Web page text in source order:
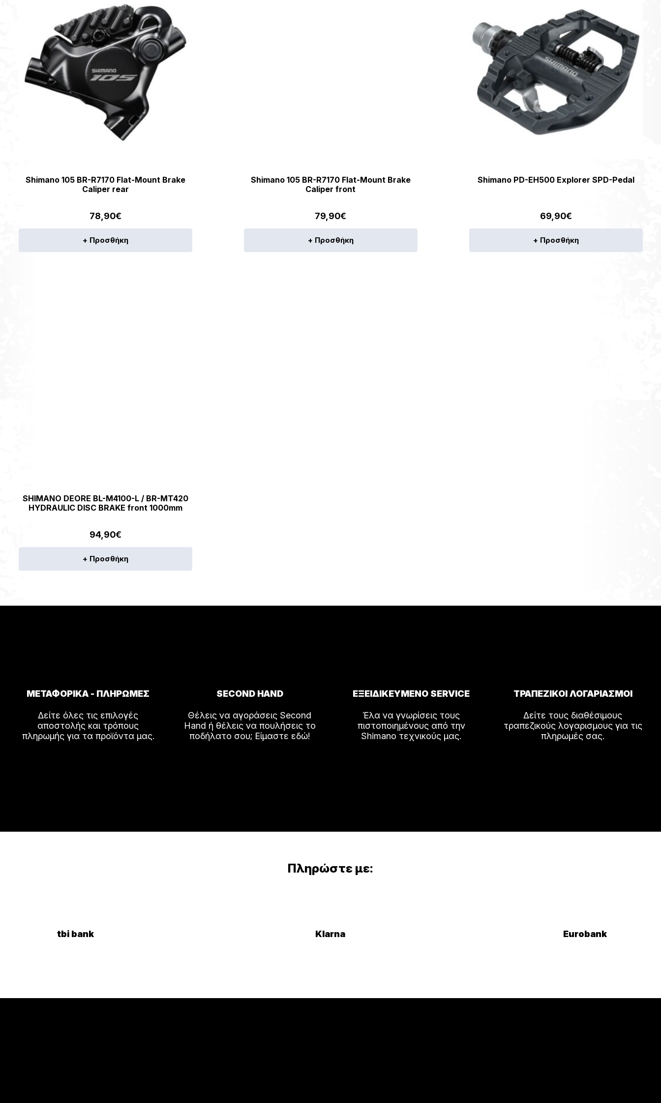
Shimano 105 BR-R7170 Flat-Mount Brake
Caliper rear
78,90€
+ Προσθήκη
Shimano 105 BR-R7170 Flat-Mount Brake
Caliper front
79,90€
+ Προσθήκη
Shimano PD-EH500 Explorer SPD-Pedal
69,90€
+ Προσθήκη
SHIMANO DEORE BL-M4100-L / BR-MT420
HYDRAULIC DISC BRAKE front 1000mm
94,90€
+ Προσθήκη
ΜΕΤΑΦΟΡΙΚΑ - ΠΛΗΡΩΜΕΣ
Δείτε όλες τις επιλογές
αποστολής και τρόπους
πληρωμής για τα προϊόντα μας.
SECOND HAND
Θέλεις να αγοράσεις Second
Hand ή θέλεις να πουλήσεις το
ποδήλατο σου; Είμαστε εδώ!
ΕΞΕΙΔΙΚΕΥΜΕΝΟ SERVICE
Έλα να γνωρίσεις τους
πιστοποιημένους από την
Shimano τεχνικούς μας.
ΤΡΑΠΕΖΙΚΟΙ ΛΟΓΑΡΙΑΣΜΟΙ
Δείτε τους διαθέσιμους
τραπεζικούς λογαρισμους για τις
πληρωμές σας.
Πληρώστε με:
tbi bank Klarna Eurobank